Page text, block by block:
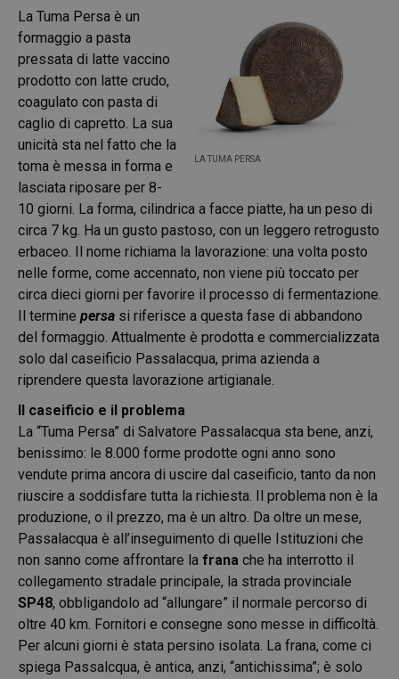
LA TUMA PERSA
La Tuma Persa è un
formaggio a pasta
pressata di latte vaccino
prodotto con latte crudo,
coagulato con pasta di
caglio di capretto. La sua
unicità sta nel fatto che la
toma è messa in forma e
lasciata riposare per 8-
10 giorni. La forma, cilindrica a facce piatte, ha un peso di
circa 7 kg. Ha un gusto pastoso, con un leggero retrogusto
erbaceo. Il nome richiama la lavorazione: una volta posto
nelle forme, come accennato, non viene più toccato per
circa dieci giorni per favorire il processo di fermentazione.
Il termine persa si riferisce a questa fase di abbandono
del formaggio. Attualmente è prodotta e commercializzata
solo dal caseificio Passalacqua, prima azienda a
riprendere questa lavorazione artigianale.
Il caseificio e il problema
La “Tuma Persa” di Salvatore Passalacqua sta bene, anzi,
benissimo: le 8.000 forme prodotte ogni anno sono
vendute prima ancora di uscire dal caseificio, tanto da non
riuscire a soddisfare tutta la richiesta. Il problema non è la
produzione, o il prezzo, ma è un altro. Da oltre un mese,
Passalacqua è all’inseguimento di quelle Istituzioni che
non sanno come affrontare la frana che ha interrotto il
collegamento stradale principale, la strada provinciale
SP48, obbligandolo ad “allungare” il normale percorso di
oltre 40 km. Fornitori e consegne sono messe in difficoltà.
Per alcuni giorni è stata persino isolata. La frana, come ci
spiega Passalcqua, è antica, anzi, “antichissima”; è solo